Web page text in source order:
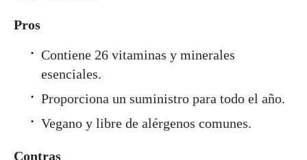
Pros
Contiene 26 vitaminas y minerales
esenciales.
Proporciona un suministro para todo el año.
Vegano y libre de alérgenos comunes.
Contras